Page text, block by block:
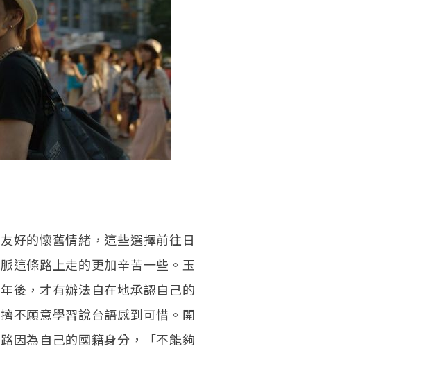
好的懷舊情緒，這些選擇前往日
這條路上走的更加辛苦一些。玉
後，才有辦法自在地承認自己的
不願意學習說台語感到可惜。開
因為自己的國籍身分，「不能夠